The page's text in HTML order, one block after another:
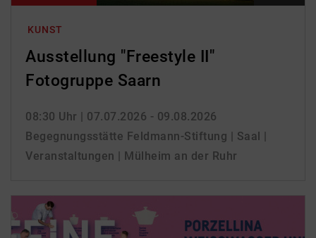
KUNST
Ausstellung "Freestyle II"
Fotogruppe Saarn
08:30 Uhr | 07.07.2026 - 09.08.2026
Begegnungsstätte Feldmann-Stiftung | Saal |
Veranstaltungen | Mülheim an der Ruhr